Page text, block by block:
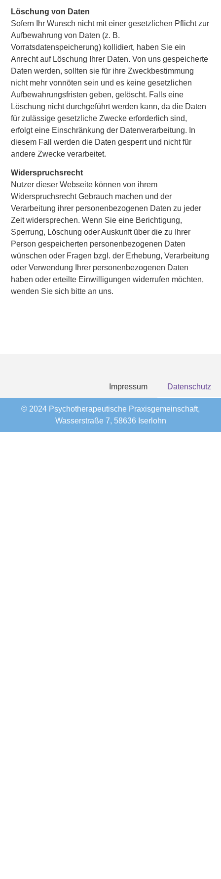
Löschung von Daten
Sofern Ihr Wunsch nicht mit einer gesetzlichen Pflicht zur
Aufbewahrung von Daten (z. B.
Vorratsdatenspeicherung) kollidiert, haben Sie ein
Anrecht auf Löschung Ihrer Daten. Von uns gespeicherte
Daten werden, sollten sie für ihre Zweckbestimmung
nicht mehr vonnöten sein und es keine gesetzlichen
Aufbewahrungsfristen geben, gelöscht. Falls eine
Löschung nicht durchgeführt werden kann, da die Daten
für zulässige gesetzliche Zwecke erforderlich sind,
erfolgt eine Einschränkung der Datenverarbeitung. In
diesem Fall werden die Daten gesperrt und nicht für
andere Zwecke verarbeitet.
Widerspruchsrecht
Nutzer dieser Webseite können von ihrem
Widerspruchsrecht Gebrauch machen und der
Verarbeitung ihrer personenbezogenen Daten zu jeder
Zeit widersprechen. Wenn Sie eine Berichtigung,
Sperrung, Löschung oder Auskunft über die zu Ihrer
Person gespeicherten personenbezogenen Daten
wünschen oder Fragen bzgl. der Erhebung, Verarbeitung
oder Verwendung Ihrer personenbezogenen Daten
haben oder erteilte Einwilligungen widerrufen möchten,
wenden Sie sich bitte an uns.
Impressum Datenschutz
© 2024 Psychotherapeutische Praxisgemeinschaft,
Wasserstraße 7, 58636 Iserlohn